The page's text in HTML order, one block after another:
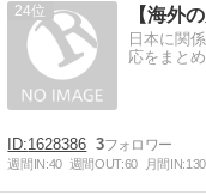
24 【海外
日本に関
応をまと
1628386 3
週間IN:40 週間OUT:60 月間IN:130